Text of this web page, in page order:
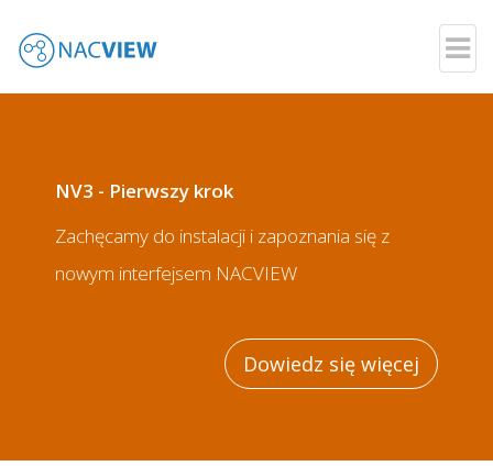
Przejdź
do
NV3 - Pierwszy krok
Zachęcamy do instalacji i zapoznania się z
nowym interfejsem NACVIEW
Dowiedz się więcej